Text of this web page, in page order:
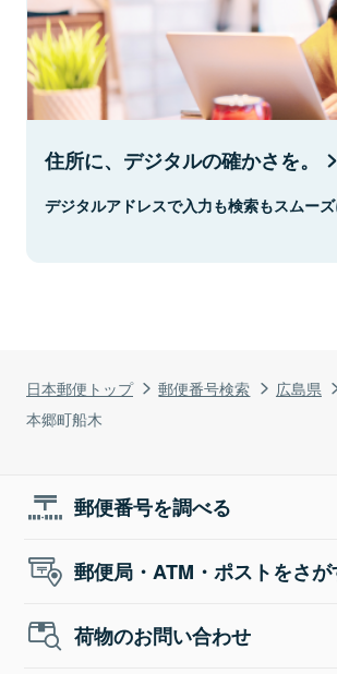
日本郵便トップ 郵便番号検索 広島県
本郷町船木
住所に、デジタルの確かさを。
デジタルアドレスで入力も検索もスムーズ
郵便番号を調べる
郵便局・ATM・ポストをさが
荷物のお問い合わせ